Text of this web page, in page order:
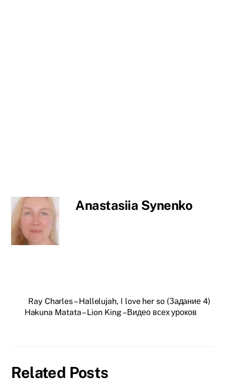
Anastasiia Synenko
Ray Charles – Hallelujah, I love her so (Задание 4)
Hakuna Matata – Lion King – Видео всех уроков
Related Posts